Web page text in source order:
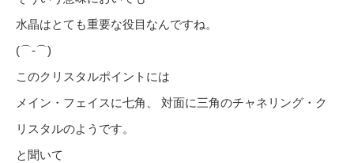
水晶はとても重要な役目なんですね。
(⌒‐⌒)
このクリスタルポイントには
メイン・フェイスに七角、 対面に三角のチャネリング・ク
リスタルのようです。
と聞いて